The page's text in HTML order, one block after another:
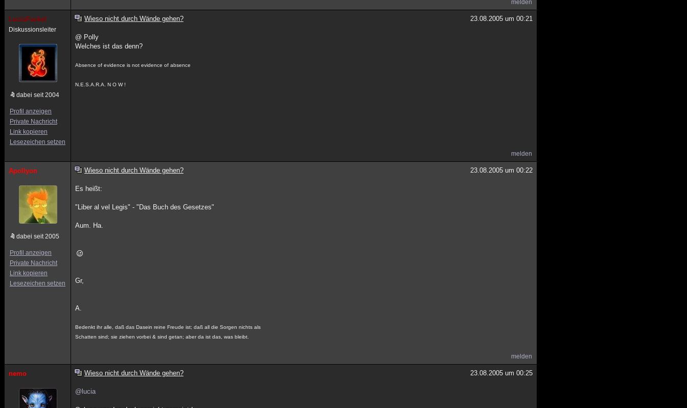
melden
LuciaFackel
Diskussionsleiter
dabei seit 2004
Profil anzeigen
Private Nachricht
Link kopieren
Lesezeichen setzen
Wieso nicht durch Wände gehen? 23.08.2005 um 00:21
@ Polly
Welches ist das denn?
Absence of evidence is not evidence of absence
N.E.S.A.R.A. N O W !
melden
Apollyon
dabei seit 2005
Profil anzeigen
Private Nachricht
Link kopieren
Lesezeichen setzen
Wieso nicht durch Wände gehen? 23.08.2005 um 00:22
Es heißt:
"Liber al vel Legis" - "Das Buch des Gesetzes"
Aum. Ha.
Gr,
A.
Bedenkt ihr alle, daß das Dasein reine Freude ist; daß all die Sorgen nichts als
Schatten sind; sie ziehen vorbei & sind getan; aber da ist das, was bleibt.
melden
nemo Wieso nicht durch Wände gehen? 23.08.2005 um 00:25
@lucia